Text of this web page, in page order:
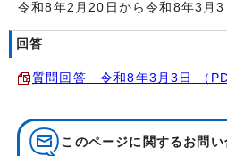
令和8年2月20日から令和8年3月3
回答
質問回答＿令和8年3月3日 （
このページに関する お問い